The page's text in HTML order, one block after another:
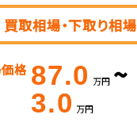
買取相場・下取り相場
格 87.0 万円 ~
3.0 万円